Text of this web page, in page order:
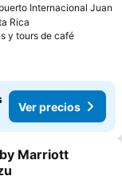
Internacional Juan
Rica
y tours de caféVer
Ver precios
Marriott